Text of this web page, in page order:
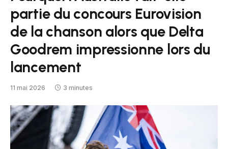
partie du concours Eurovision
de la chanson alors que Delta
Goodrem impressionne lors du
lancement
11 mai 2026 3 minutes